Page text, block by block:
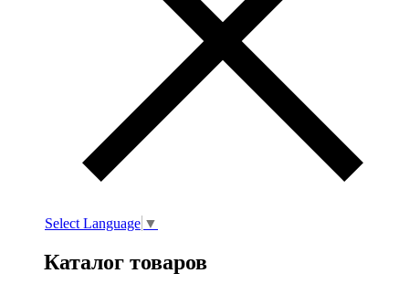
Select Language ▼
Каталог товаров